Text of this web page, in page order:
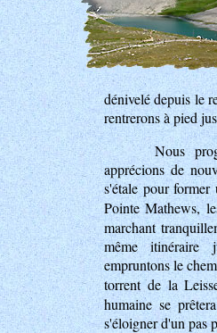
dénivelé depuis le
rentrerons à pied
Nous
apprécions de
s'étale pour
Pointe Mathews,
marchant
même itinéraire
empruntons le
torrent de la
humaine se
s'éloigner d'un pas